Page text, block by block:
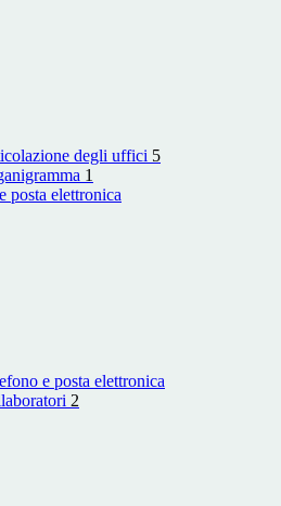
degli uffici 5
1
posta elettronica
e posta elettronica
2